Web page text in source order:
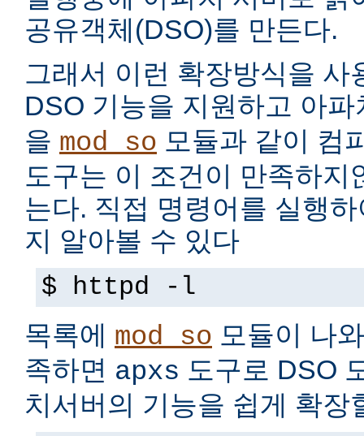
공유객체(DSO)를 만든다.
그래서 이런 확장방식을 사
DSO 기능을 지원하고 아
을 mod_so 모듈과 같이 컴
도구는 이 조건이 만족하지
는다. 직접 명령어를 실행
지 알아볼 수 있다
$ httpd -l
목록에 mod_so 모듈이 나
족하면 apxs 도구로 DSO
치서버의 기능을 쉽게 확장